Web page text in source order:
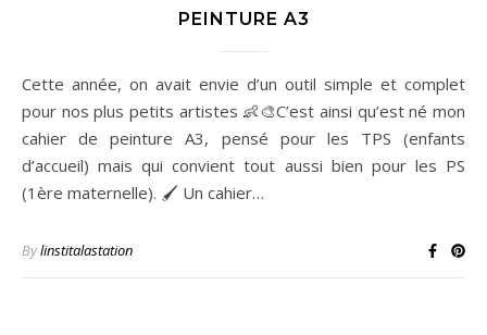
PEINTURE A3
Cette année, on avait envie d’un outil simple et complet
pour nos plus petits artistes 👶🎨C’est ainsi qu’est né mon
cahier de peinture A3, pensé pour les TPS (enfants
d’accueil) mais qui convient tout aussi bien pour les PS
(1ère maternelle). 🖌️ Un cahier…
Bylinstitalastation